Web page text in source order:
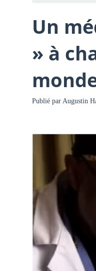
Un
» à
Publié par Augustin